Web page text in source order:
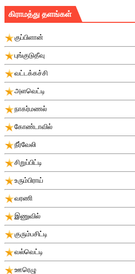
கிராமத்து தளங்கள்
குப்பிளான்
புங்குடுதீவு
வட்டக்கச்சி
அளவெட்டி
நாகர்மணல்
கோண்டாவில்
நீர்வேலி
சிறுப்பிட்டி
உரும்பிராய்
வரணி
இணுவில்
குரும்பசிட்டி
வல்வெட்டி
ஊரெழு